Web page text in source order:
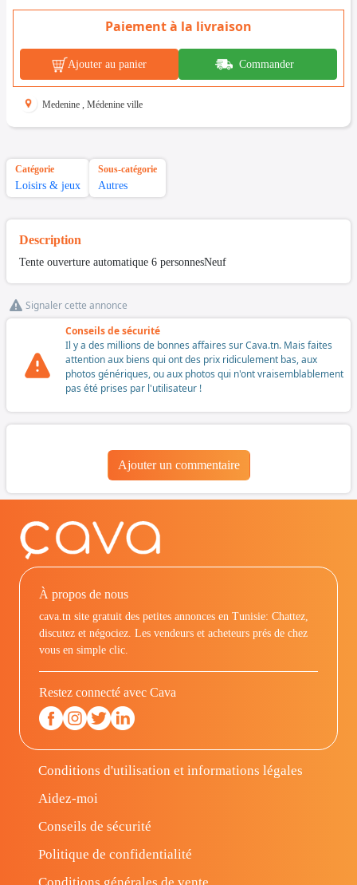
Paiement à la livraison
Ajouter au panier Commander
Medenine , Médenine ville
Catégorie
Loisirs & jeux
Sous-catégorie
Autres
Description
Tente ouverture automatique 6 personnesNeuf
Signaler cette annonce
Conseils de sécurité
Il y a des millions de bonnes affaires sur Cava.tn. Mais faites
attention aux biens qui ont des prix ridiculement bas, aux
photos génériques, ou aux photos qui n'ont vraisemblablement
pas été prises par l'utilisateur !
Ajouter un commentaire
À propos de nous
cava.tn site gratuit des petites annonces en Tunisie: Chattez,
discutez et négociez. Les vendeurs et acheteurs prés de chez
vous en simple clic.
Restez connecté avec Cava
Conditions d'utilisation et informations légales
Aidez-moi
Conseils de sécurité
Politique de confidentialité